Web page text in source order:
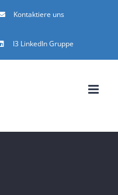
Kontaktiere uns
I3 LinkedIn Gruppe